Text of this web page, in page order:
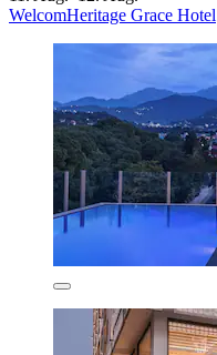
WelcomHeritage Grace Hotel